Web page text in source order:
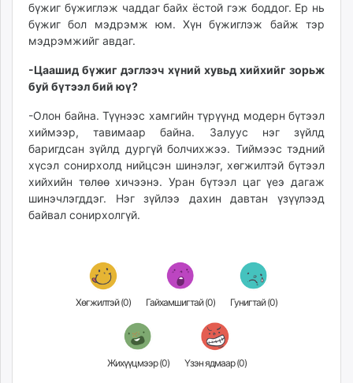
бүжиг бүжиглэж чаддаг байх ёстой гэж боддог. Ер нь
бүжиг бол мэдрэмж юм. Хүн бүжиглэж байж тэр
мэдрэмжийг авдаг.
-Цаашид бүжиг дэглээч хүний хувьд хийхийг зорьж
буй бүтээл бий юү?
-Олон байна. Түүнээс хамгийн түрүүнд модерн бүтээл
хиймээр, тавимаар байна. Залуус нэг зүйлд
баригдсан зүйлд дургүй болчихжээ. Тиймээс тэдний
хүсэл сонирхолд нийцсэн шинэлэг, хөгжилтэй бүтээл
хийхийн төлөө хичээнэ. Уран бүтээл цаг үеэ дагаж
шинэчлэгддэг. Нэг зүйлээ дахин давтан үзүүлээд
байвал сонирхолгүй.
Хөгжилтэй (0) Гайхамшигтай (0) Гунигтай (0)
Жихүүцмээр (0) Үзэн ядмаар (0)